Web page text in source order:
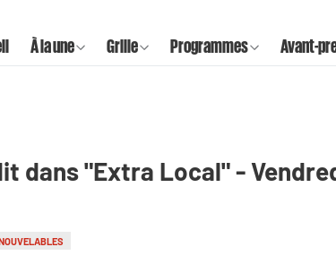
À la une Grille Programmes Avant-
dans "Extra Local" -